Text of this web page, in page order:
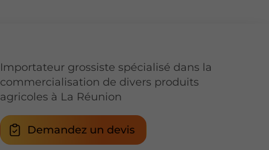
Importateur grossiste spécialisé dans la
commercialisation de divers produits
agricoles à La Réunion
Demandez un devis